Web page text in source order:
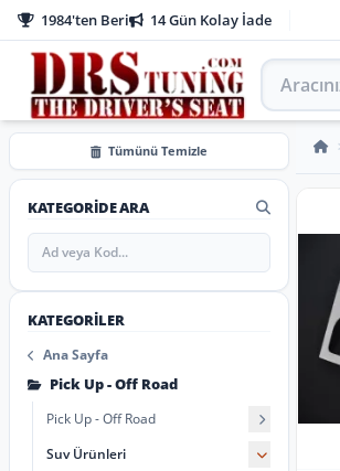
1984'ten Beri 14 Gün Kolay İade
Aracınız
Tümünü Temizle
KATEGORIDE ARA
KATEGORILER
Ana Sayfa
Pick Up - Off Road
Pick Up - Off Road
Suv Ürünleri